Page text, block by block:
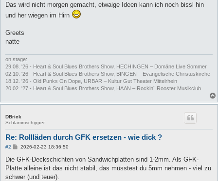
Das wird nicht morgen gemacht, etwaige Ideen kann ich noch bissl hin
und her wiegen im Hirn
Greets
natte
on stage:
29.08. '26 - Heart & Soul Blues Brothers Show, HECHINGEN – Domäne Live Sommer
02.10. '26 - Heart & Soul Blues Brothers Show, BINGEN – Evangelische Christuskirche
18.12. '26 - Old Punks On Dope, URBAR – Kultur Gut Theater Mittelrhein
20.02. '27 - Heart & Soul Blues Brothers Show, HAAN – Rockin´ Rooster Musikclub
DBrick
Schlammschipper
Re: Rollläden durch GFK ersetzen - wie dick ?
#2
B
i
r
a
2026-02-23 18:36:50
Die GFK-Deckschichten von Sandwichplatten sind 1-2mm. Als GFK-
Platte alleine ist das nicht stabil, das müsstest du 5mm nehmen - viel zu
schwer (und teuer).